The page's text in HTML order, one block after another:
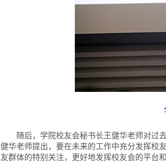
随后，学院校友会秘书长王健华老师对过
健华老师提出，要在未来的工作中充分发挥校
友群体的特别关注，更好地发挥校友会的平台和